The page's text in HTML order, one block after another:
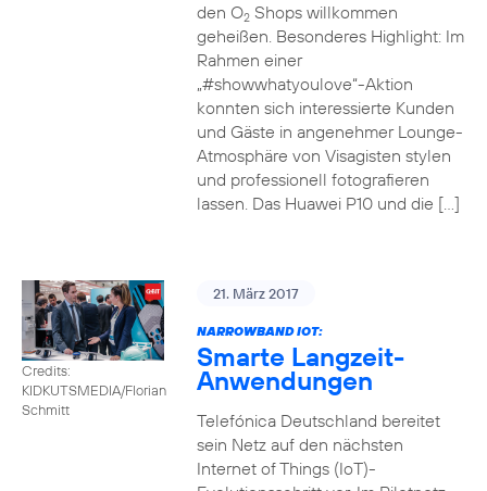
den O2Shops willkommen
geheißen. Besonderes Highlight: Im
Rahmen einer
„#showwhatyoulove“-Aktion
konnten sich interessierte Kunden
und Gäste in angenehmer Lounge-
Atmosphäre von Visagisten stylen
und professionell fotografieren
lassen. Das Huawei P10 und die […]
Credits:
KIDKUTSMEDIA/Florian
Schmitt
21. März 2017
NARROWBAND IOT:
Smarte Langzeit-
Anwendungen
Telefónica Deutschland bereitet
sein Netz auf den nächsten
Internet of Things (IoT)-